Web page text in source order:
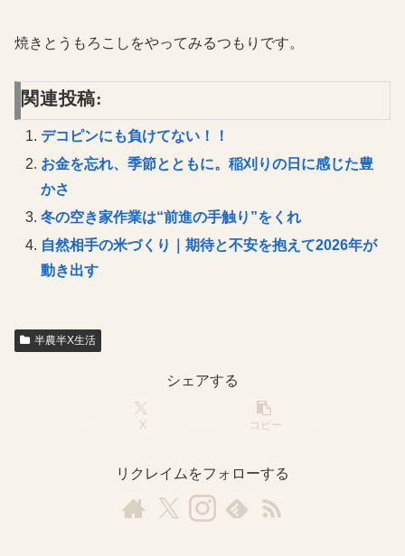
焼きとうもろこしをやってみるつもりです。
関連投稿:
デコピンにも負けてない！！
お金を忘れ、季節とともに。稲刈りの日に感じた豊
かさ
冬の空き家作業は“前進の手触り”をくれ
自然相手の米づくり｜期待と不安を抱えて2026年が
動き出す
半農半X生活
シェアする
X コピー
リクレイムをフォローする